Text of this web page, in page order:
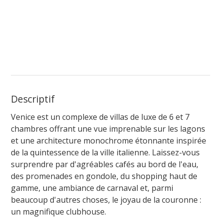
Descriptif
Venice est un complexe de villas de luxe de 6 et 7
chambres offrant une vue imprenable sur les lagons
et une architecture monochrome étonnante inspirée
de la quintessence de la ville italienne. Laissez-vous
surprendre par d'agréables cafés au bord de l'eau,
des promenades en gondole, du shopping haut de
gamme, une ambiance de carnaval et, parmi
beaucoup d'autres choses, le joyau de la couronne :
un magnifique clubhouse.